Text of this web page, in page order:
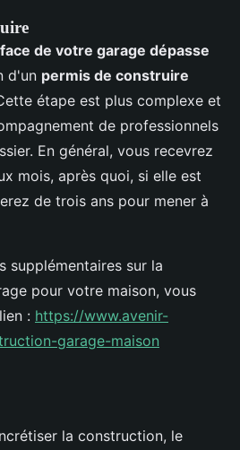
de votre garage dépasse
d'un permis de construire
étape est plus complexe et
de professionnels
En général, vous recevrez
mois, après quoi, si elle est
de trois ans pour mener à
supplémentaires sur la
pour votre maison, vous
: https://www.avenir-
garage-maison
la construction, le